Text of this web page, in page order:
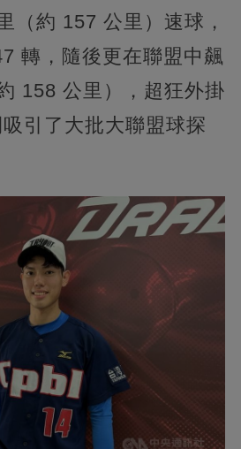
（約 157 公里）速球，
轉，隨後更在聯盟中飆
158 公里），超狂外掛
引了大批大聯盟球探